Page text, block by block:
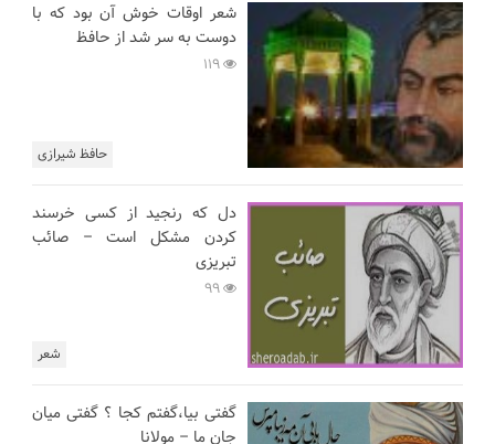
حافظ شیرازی
شعر اوقات خوش آن بود که با
دوست به سر شد از حافظ
شعر
دل که رنجید از کسی خرسند
کردن مشکل است – صائب
تبریزی
گفتی بیا،گفتم کجا ؟ گفتی میان
جان ما – مولانا